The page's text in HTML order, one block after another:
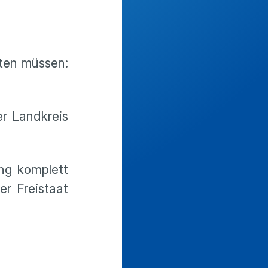
müssen:
Landkreis
komplett
Freistaat